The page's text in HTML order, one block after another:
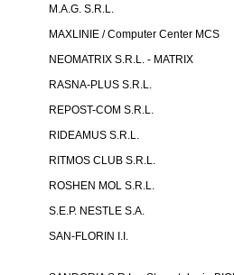
M.A.G. S.R.L.
MAXLINIE / Computer Center MCS
NEOMATRIX S.R.L. - MATRIX
RASNA-PLUS S.R.L.
REPOST-COM S.R.L.
RIDEAMUS S.R.L.
RITMOS CLUB S.R.L.
ROSHEN MOL S.R.L.
S.E.P. NESTLE S.A.
SAN-FLORIN I.I.